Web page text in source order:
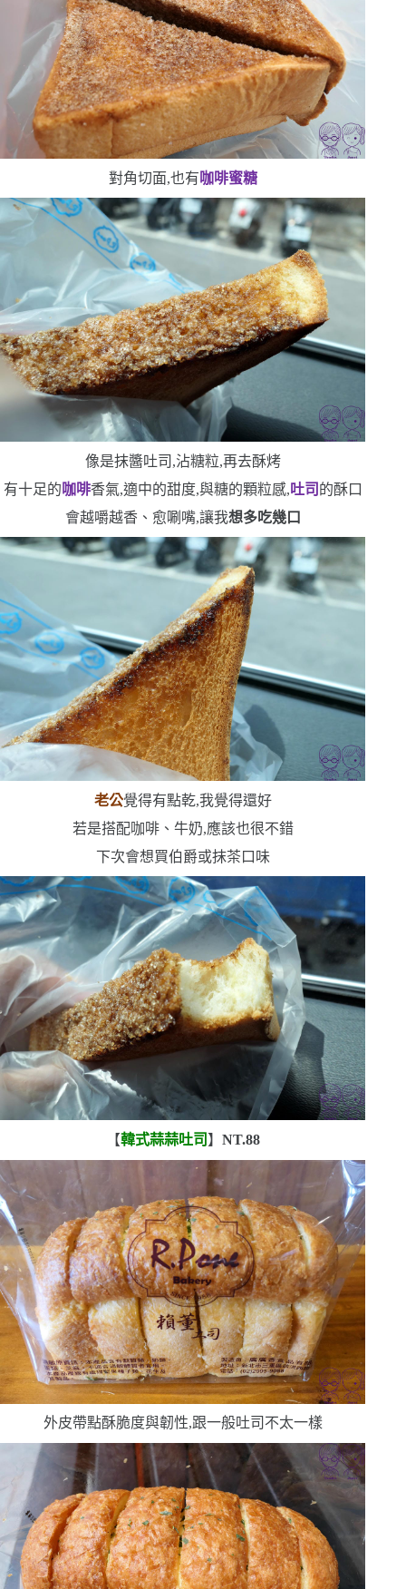
對角切面,也有咖啡蜜糖
像是抹醬吐司,沾糖粒,再去酥烤
有十足的咖啡香氣,適中的甜度,與糖的顆粒感, 吐司 的酥口
會越嚼越香、愈唰嘴,讓我想多吃幾口
老公覺得有點乾,我覺得還好
若是搭配咖啡、牛奶,應該也很不錯
下次會想買伯爵或抹茶口味
【韓式蒜蒜吐司 】 NT.88
外皮帶點酥脆度與韌性,跟一般吐司不太一樣